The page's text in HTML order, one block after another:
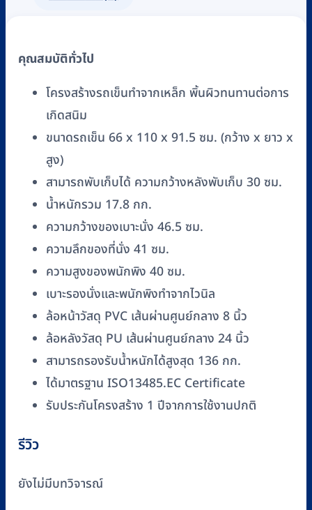
เก็บ
ไม่มี
เบรก
มือ
รหัส
RM-
WC152
ชิ้น
คุณสมบัติทั่วไป
โครงสร้างรถเข็นทำจากเหล็ก พิ้นผิวทนทานต่อการ
เกิดสนิม
ขนาดรถเข็น 66 x 110 x 91.5 ซม. (กว้าง x ยาว x
สูง)
สามารถพับเก็บได้ ความกว้างหลังพับเก็บ 30 ซม.
น้ำหนักรวม 17.8 กก.
ความกว้างของเบาะนั่ง 46.5 ซม.
ความลึกของที่นั่ง 41 ซม.
ความสูงของพนักพิง 40 ซม.
เบาะรองนั่งและพนักพิงทำจากไวนิล
ล้อหน้าวัสดุ PVC เส้นผ่านศูนย์กลาง 8 นิ้ว
ล้อหลังวัสดุ PU เส้นผ่านศูนย์กลาง 24 นิ้ว
สามารถรองรับน้ำหนักได้สูงสุด 136 กก.
ได้มาตรฐาน ISO13485.EC Certificate
รับประกันโครงสร้าง 1 ปีจากการใช้งานปกติ
รีวิว
ยังไม่มีบทวิจารณ์